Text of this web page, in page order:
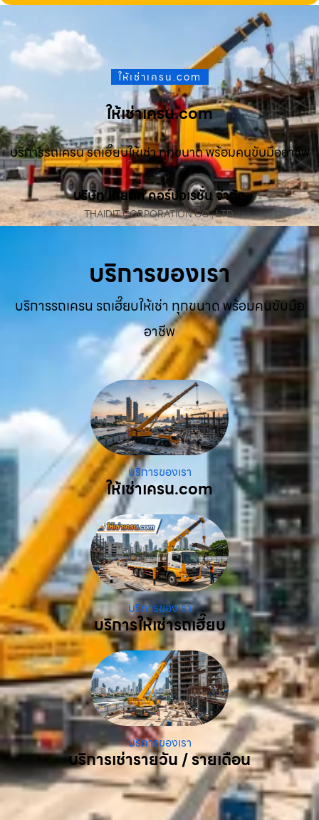
ให้เช่าเครน.com
ให้เช่าเครน.com
บริการรถเครน รถเฮี๊ยบให้เช่า ทุกขนาด พร้อมคนขับมืออาชีพ
บริษัท ไทยดิท คอร์ปอเรชั่น จำกัด
THAIDIT CORPORATION CO., LTD.
บริการของเรา
บริการรถเครน รถเฮี๊ยบให้เช่า ทุกขนาด พร้อมคนขับมือ
อาชีพ
บริการของเรา
ให้เช่าเครน.com
บริการของเรา
บริการให้เช่ารถเฮี๊ยบ
บริการของเรา
บริการเช่ารายวัน / รายเดือน